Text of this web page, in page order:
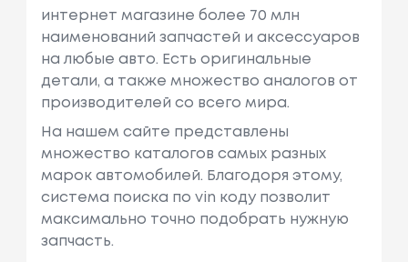
интернет магазине более 70 млн
наименований запчастей и аксессуаров
на любые авто. Есть оригинальные
детали, а также множество аналогов от
производителей со всего мира.
На нашем сайте представлены
множество каталогов самых разных
марок автомобилей. Благодоря этому,
система поиска по vin коду позволит
максимально точно подобрать нужную
запчасть.